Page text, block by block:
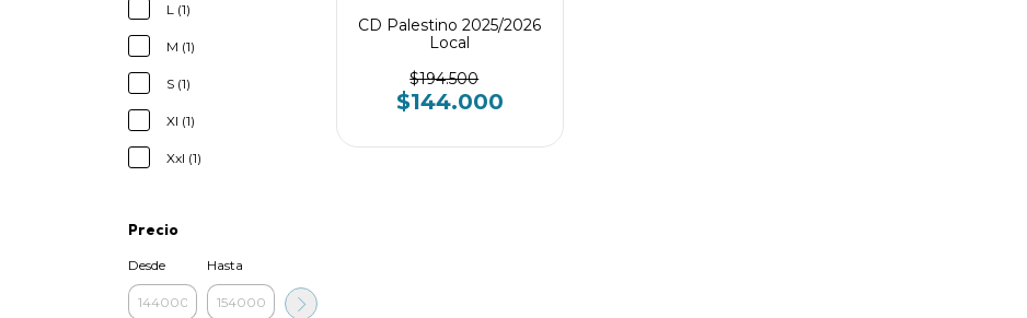
L (1)
M (1)
S (1)
Xl (1)
Xxl (1)
Precio
Desde Hasta
CD Palestino 2025/2026
Local
$194.500
$144.000